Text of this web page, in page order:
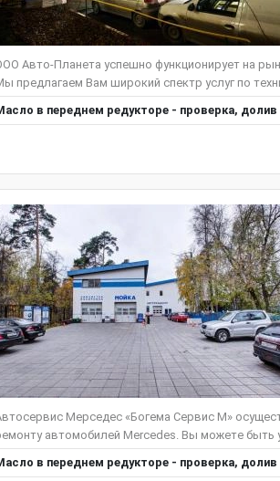
Авто-Планета успешно функционирует на
предлагаем Вам широкий спектр услуг по
в переднем редукторе - проверка, долив
Мерседес «Богема Сервис М»
автомобилей Mercedes. Вы можете
в переднем редукторе - проверка, долив